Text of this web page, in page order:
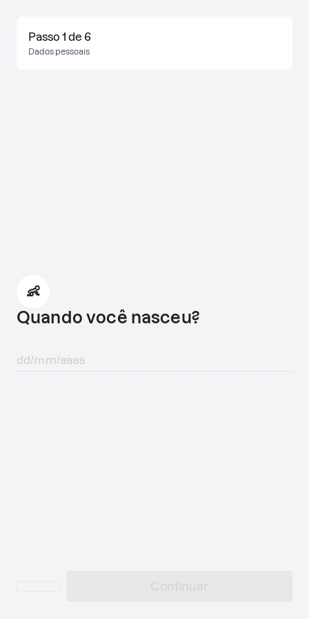
Passo 1 de 6
Dados pessoais
👶
Quando você nasceu?